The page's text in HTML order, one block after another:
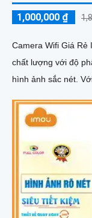
1,000,000 ₫
Camera Wifi Giá Rẻ
chất lượng với độ